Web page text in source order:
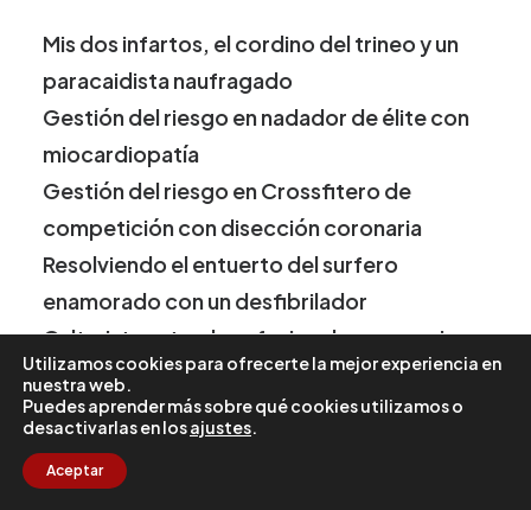
Mis dos infartos, el cordino del trineo y un
paracaidista naufragado
Gestión del riesgo en nadador de élite con
miocardiopatía
Gestión del riesgo en Crossfitero de
competición con disección coronaria
Resolviendo el entuerto del surfero
enamorado con un desfibrilador
Culturista natural profesional con aneurisma
de aorta. ¿Y ahora qué?
Pelotari profesional. Sincronizando una
pericarditis con la competición
Utilizamos cookies para ofrecerte la mejor experiencia en
nuestra web.
Puedes aprender más sobre qué cookies utilizamos o
desactivarlas en losajustes.
Aceptar